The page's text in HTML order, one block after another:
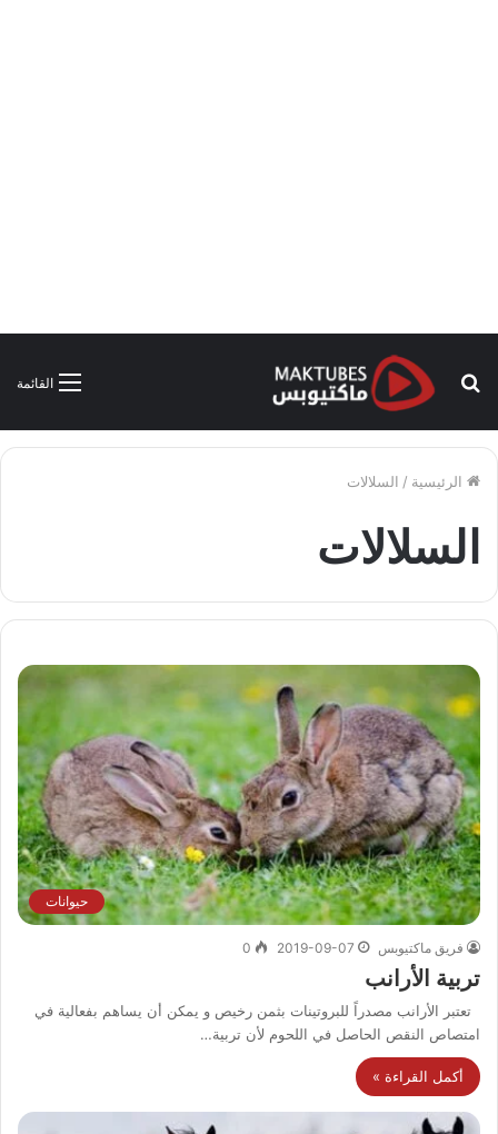
القائمة
بحث
الرئيسية / السلالات
السلالات
حيوانات
فريق ماكتيوبس 2019-09-07
0
تربية الأرانب
تعتبر الأرانب مصدراً للبروتينات بثمن رخيص و يمكن أن يساهم بفعالية في
امتصاص النقص الحاصل في اللحوم لأن تربية…
أكمل القراءة »